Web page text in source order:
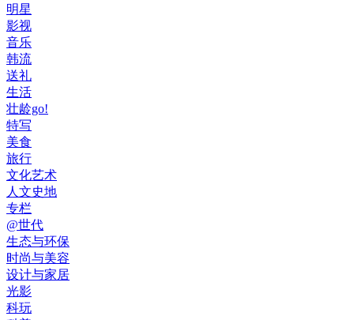
明星
影视
音乐
韩流
送礼
生活
壮龄go!
特写
美食
旅行
文化艺术
人文史地
专栏
@世代
生态与环保
时尚与美容
设计与家居
光影
科玩